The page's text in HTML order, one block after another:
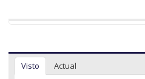
Visto Actual